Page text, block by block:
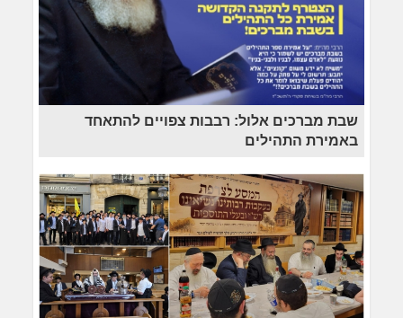
שבת מברכים אלול: רבבות צפויים להתאחד
באמירת התהילים